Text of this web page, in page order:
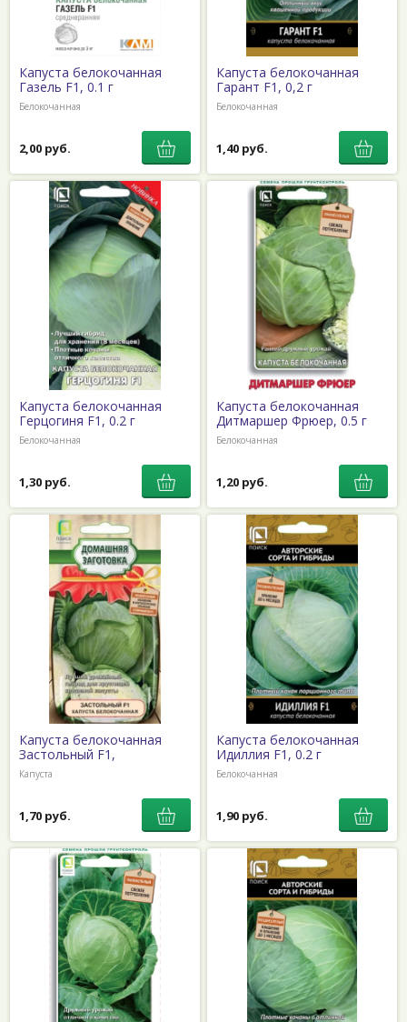
Капуста белокочанная
Газель F1, 0.1 г
Белокочанная
2,00 руб.
Капуста белокочанная
Гарант F1, 0,2 г
Белокочанная
1,40 руб.
Капуста белокочанная
Герцогиня F1, 0.2 г
Белокочанная
1,30 руб.
Капуста белокочанная
Дитмаршер Фрюер, 0.5 г
Белокочанная
1,20 руб.
Капуста белокочанная
Застольный F1,
Капуста
1,70 руб.
Капуста белокочанная
Идиллия F1, 0.2 г
Белокочанная
1,90 руб.